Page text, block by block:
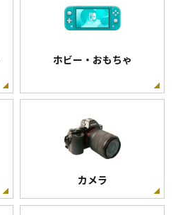
ホビー・おもちゃ
カメラ